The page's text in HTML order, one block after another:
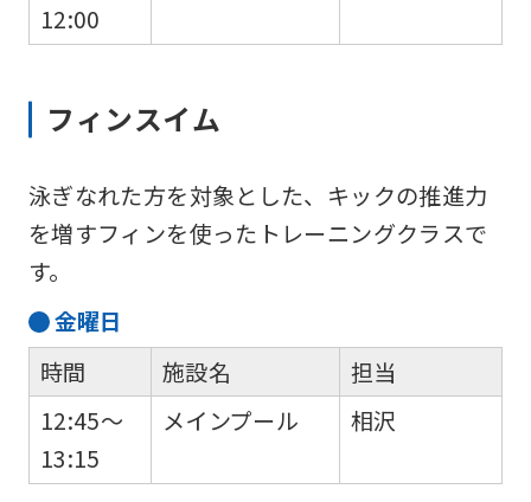
12:00
フィンスイム
泳ぎなれた方を対象とした、キックの推進力
を増すフィンを使ったトレーニングクラスで
す。
金曜日
時間
12:45～
13:15
施設名
メインプール
担当
相沢
accurate
may
differ
original
content.
We